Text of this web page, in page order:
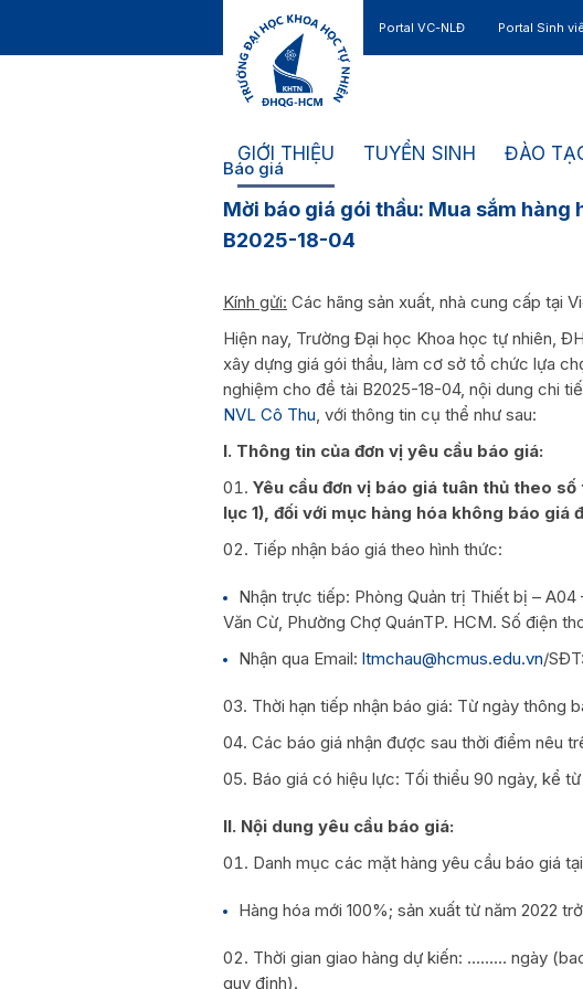
Portal VC-NLĐ Portal Sinh
GIỚI THIỆU TUYỂN SINH ĐÀO
Báo giá
Mời báo giá gói thầu: Mua sắm
B2025-18-04
Kính gửi: Các hãng sản xuất, nhà cung cấp tại
Hiện nay, Trường Đại học Khoa học tự nhiên,
xây dựng giá gói thầu, làm cơ sở tổ chức lựa
nghiệm cho đề tài B2025-18-04, nội dung chi
NVL Cô Thu, với thông tin cụ thể như sau:
I. Thông tin của đơn vị yêu cầu báo giá:
Yêu cầu đơn vị báo giá tuân thủ theo
lục 1), đối với mục hàng hóa không báo
Tiếp nhận báo giá theo hình thức:
Nhận trực tiếp: Phòng Quản trị Thiết bị –
Văn Cừ, Phường Chợ QuánTP. HCM. Số điện
Nhận qua Email: ltmchau@hcmus.edu.vn/
Thời hạn tiếp nhận báo giá: Từ ngày thông
Các báo giá nhận được sau thời điểm nêu
Báo giá có hiệu lực: Tối thiểu 90 ngày, kể từ
II. Nội dung yêu cầu báo giá:
Danh mục các mặt hàng yêu cầu báo giá
Hàng hóa mới 100%; sản xuất từ năm 2022
Thời gian giao hàng dự kiến: ……… ngày
quy định).